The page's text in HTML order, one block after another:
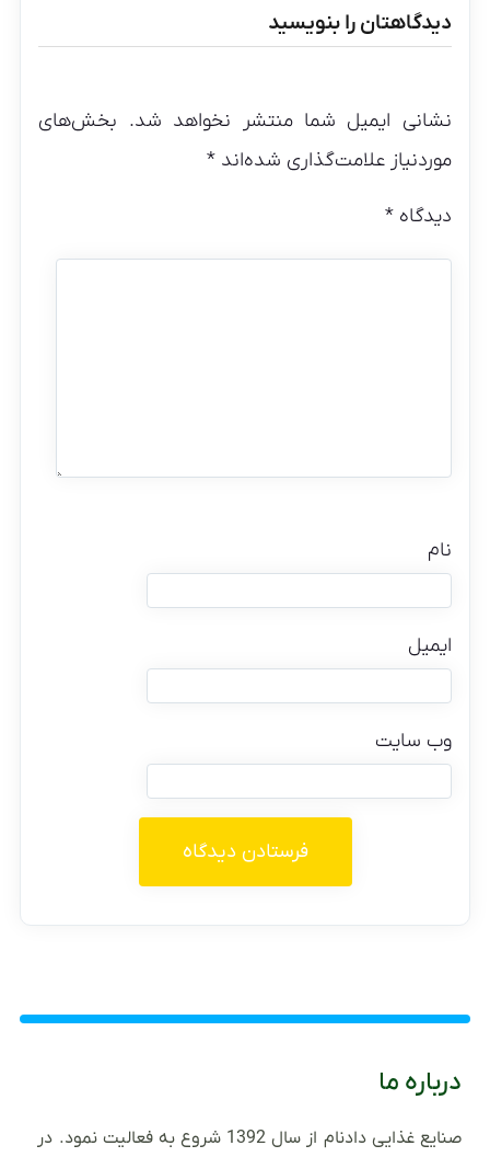
دیدگاهتان را بنویسید
نشانی ایمیل شما منتشر نخواهد شد. بخش‌های
موردنیاز علامت‌گذاری شده‌اند*
دیدگاه*
نام
ایمیل
وب‌ سایت
درباره ما
صنایع غذایی دادنام از سال 1392 شروع به فعالیت نمود. در